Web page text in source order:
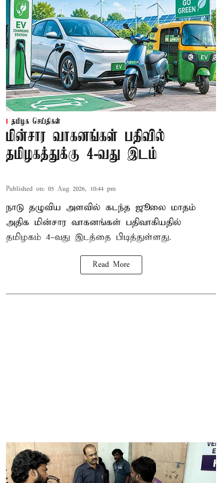
தமிழக செய்திகள்
மின்சார வாகனங்கள் பதிவில்
தமிழகத்துக்கு 4-வது இடம்
Published on: 05 Aug 2026, 10:44 pm
நாடு தழுவிய அளவில் கடந்த ஜூலை மாதம்
அதிக மின்சார வாகனங்கள் பதிவாகியதில்
தமிழகம் 4-வது இடத்தை பிடித்துள்ளது.
Read More